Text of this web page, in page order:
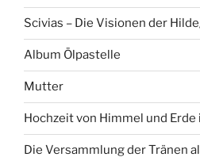
Scivias – Die Visionen der
Album Ölpastelle
Mutter
Hochzeit von Himmel und Erde
Die Versammlung der Tränen